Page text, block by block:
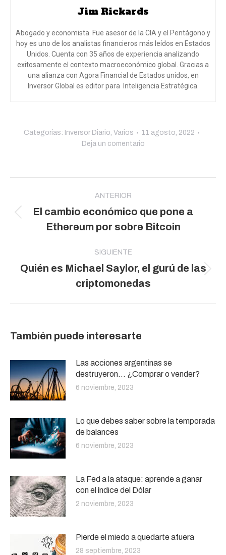
Jim Rickards
Abogado y economista. Fue asesor de la CIA y el Pentágono y
hoy es uno de los analistas financieros más leídos en Estados
Unidos. Cuenta con 35 años de experiencia analizando
exitosamente el contexto macroeconómico global. Gracias a
una alianza con Agora Financial de Estados unidos, en
Inversor Global es editor para Inteligencia Estratégica.
Categorías: Inversor Diario Varios
11 agosto, 2022
Deja un comentario
publicaciones
ANTERIOR
Publicación
anterior:
El cambio económico que pone a
Ethereum por sobre Bitcoin
SIGUIENTE
Publicación
siguiente:
Quién es Michael Saylor, el gurú de las
criptomonedas
También puede interesarte
Las acciones argentinas se
destruyeron… ¿Comprar o vender?
6 noviembre, 2023
Lo que debes saber sobre la temporada
de balances
6 noviembre, 2023
La Fed a la ataque: aprende a ganar
con el índice del Dólar
2 noviembre, 2023
Pierde el miedo a quedarte afuera
28 septiembre, 2023